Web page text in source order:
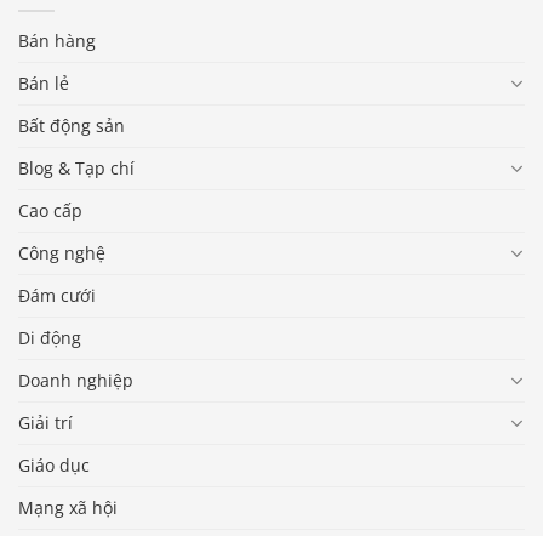
Bán hàng
Bán lẻ
Bất động sản
Blog & Tạp chí
Cao cấp
Công nghệ
Đám cưới
Di động
Doanh nghiệp
Giải trí
Giáo dục
Mạng xã hội